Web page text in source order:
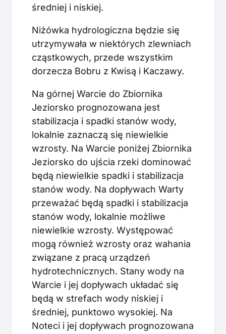
średniej i niskiej.
Niżówka hydrologiczna będzie się
utrzymywała w niektórych zlewniach
cząstkowych, przede wszystkim
dorzecza Bobru z Kwisą i Kaczawy.
Na górnej Warcie do Zbiornika
Jeziorsko prognozowana jest
stabilizacja i spadki stanów wody,
lokalnie zaznaczą się niewielkie
wzrosty. Na Warcie poniżej Zbiornika
Jeziorsko do ujścia rzeki dominować
będą niewielkie spadki i stabilizacja
stanów wody. Na dopływach Warty
przeważać będą spadki i stabilizacja
stanów wody, lokalnie możliwe
niewielkie wzrosty. Występować
mogą również wzrosty oraz wahania
związane z pracą urządzeń
hydrotechnicznych. Stany wody na
Warcie i jej dopływach układać się
będą w strefach wody niskiej i
średniej, punktowo wysokiej. Na
Noteci i jej dopływach prognozowana